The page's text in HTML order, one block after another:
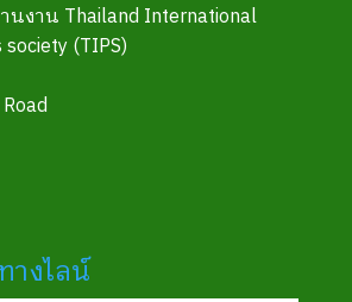
งาน Thailand International
(TIPS)
างไลน์